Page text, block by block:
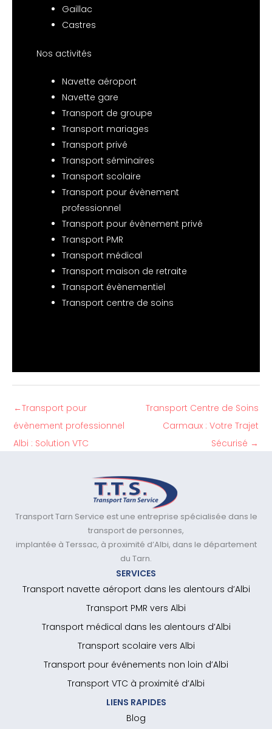
Gaillac
Castres
Nos activités
Navette aéroport
Navette gare
Transport de groupe
Transport mariages
Transport privé
Transport séminaires
Transport scolaire
Transport pour évènement
professionnel
Transport pour évènement privé
Transport PMR
Transport médical
Transport maison de retraite
Transport évènementiel
Transport centre de soins
←Transport pour
évènement professionnel
Albi : Solution VTC
Transport Centre de Soins
Carmaux : Votre Trajet
Sécurisé →
Transport Tarn Service est une entreprise spécialisée dans le
transport de personnes,
implantée à Terssac, à proximité d’Albi, dans le département
du Tarn.
SERVICES
Transport navette aéroport dans les alentours d’Albi
Transport PMR vers Albi
Transport médical dans les alentours d’Albi
Transport scolaire vers Albi
Transport pour événements non loin d’Albi
Transport VTC à proximité d’Albi
LIENS RAPIDES
Blog